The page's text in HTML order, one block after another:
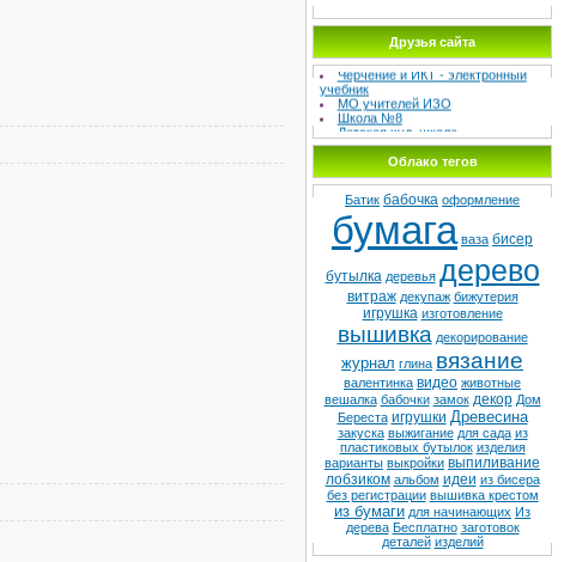
Друзья сайта
МЕТОДИЧЕСКИЙ СУНДУЧОК –
Сайт учителя изо и черчения
Черчение и ИКТ - электронный
учебник
МО учителей ИЗО
Школа №8
Детская худ. школа
Облако тегов
Батик бабочка оформление
бумага ваза бисер
бутылка деревья дерево
витраж декупаж бижутерия
игрушка изготовление
вышивка декорирование
журнал глина вязание
валентинка видео животные
вешалка бабочки замок декор Дом
Береста игрушки Древесина
закуска выжигание для сада из
пластиковых бутылок изделия
варианты выкройки выпиливание
лобзиком альбом идеи из бисера
без регистрации вышивка крестом
из бумаги для начинающих Из
дерева Бесплатно заготовок
деталей изделий